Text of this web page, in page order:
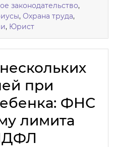
законодательство,
, Охрана труда,
, Юрист
при
ФНС
лимита